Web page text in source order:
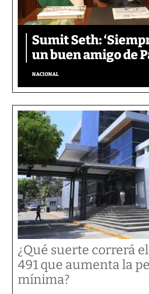
Sumit Seth:
un buen amigo de
NACIONAL
¿Qué suerte correrá
491 que aumenta la
mínima?